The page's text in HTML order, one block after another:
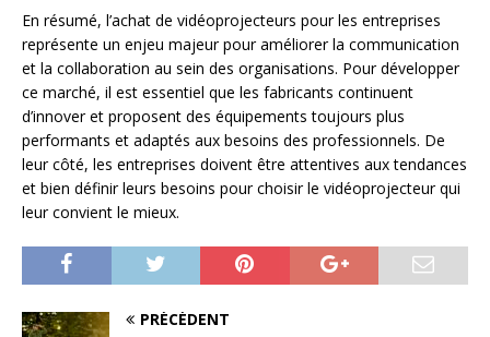
En résumé, l’achat de vidéoprojecteurs pour les entreprises
représente un enjeu majeur pour améliorer la communication
et la collaboration au sein des organisations. Pour développer
ce marché, il est essentiel que les fabricants continuent
d’innover et proposent des équipements toujours plus
performants et adaptés aux besoins des professionnels. De
leur côté, les entreprises doivent être attentives aux tendances
et bien définir leurs besoins pour choisir le vidéoprojecteur qui
leur convient le mieux.
PRÉCÉDENT